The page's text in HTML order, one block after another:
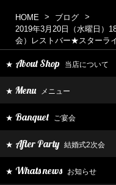
HOME
ブログ
2019年3月20日（水曜日）
会）レストバー★スターラ
★ About Shop 当店について
★ Menu メニュー
★ Banquet ご宴会
★ After Party 結婚式2次会
★ Whats news お知らせ